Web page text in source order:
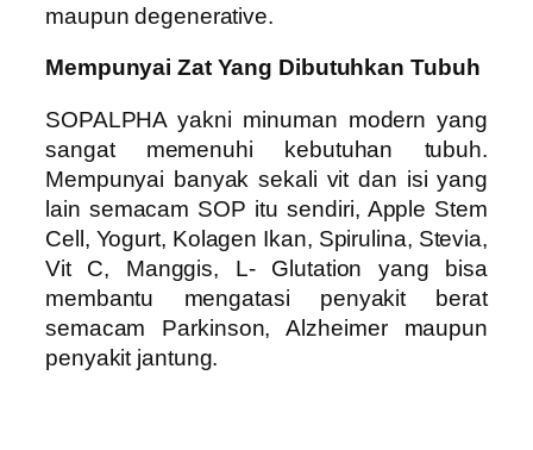
maupun degenerative.
Mempunyai Zat Yang Dibutuhkan Tubuh
SOPALPHA yakni minuman modern yang
sangat memenuhi kebutuhan tubuh.
Mempunyai banyak sekali vit dan isi yang
lain semacam SOP itu sendiri, Apple Stem
Cell, Yogurt, Kolagen Ikan, Spirulina, Stevia,
Vit C, Manggis, L- Glutation yang bisa
membantu mengatasi penyakit berat
semacam Parkinson, Alzheimer maupun
penyakit jantung.